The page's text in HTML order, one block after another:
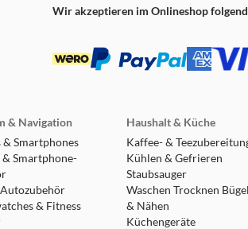
Wir akzeptieren im Onlineshop
& Navigation
& Smartphones
& Smartphone-
& Fitness
Haushalt & Küche
Kaffee- &
Kühlen & Gefrieren
Staubsauger
Waschen Trocknen
& Nähen
Küchengeräte